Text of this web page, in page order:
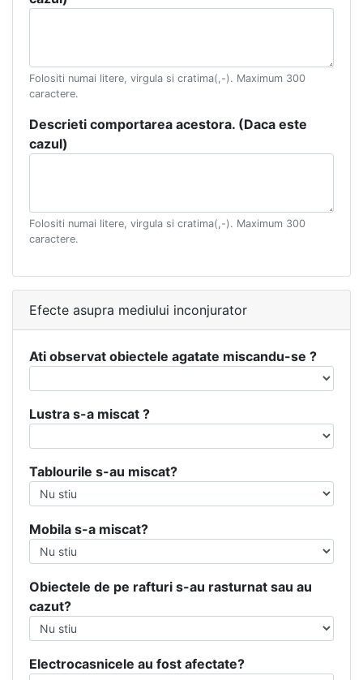
Folositi numai litere, virgula si cratima(,-). Maximum 300
caractere.
Descrieti comportarea acestora. (Daca este
cazul)
Folositi numai litere, virgula si cratima(,-). Maximum 300
caractere.
Efecte asupra mediului inconjurator
Ati observat obiectele agatate miscandu-se ?
Lustra s-a miscat ?
Tablourile s-au miscat?
Mobila s-a miscat?
Obiectele de pe rafturi s-au rasturnat sau au
cazut?
Electrocasnicele au fost afectate?